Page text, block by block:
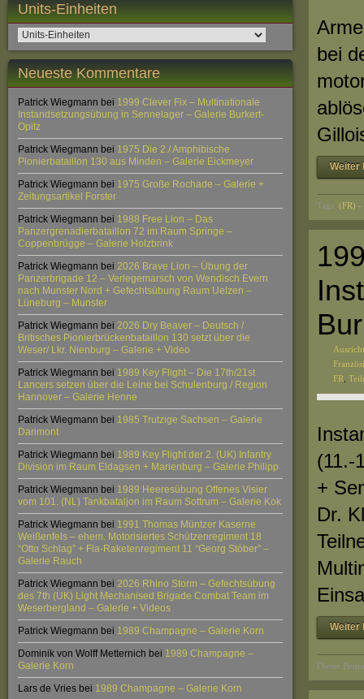
Units-Einheiten
Neueste Kommentare
Patrick Wiegmann bei 1999 Clever Fix – Multinationale
Instandsetzungsübung in Sennelager – Galerie Burkert-
Opitz
Patrick Wiegmann bei 1975 Die 2./ Amphibische
Pionierbataillon 130 aus Minden – Galerie Eickmeyer
Patrick Wiegmann bei 1975 Große Rochade – Galerie +
Zeitungsartikel Forster
Patrick Wiegmann bei 1988 Free Lion – Das
Panzergrenadierbataillon 72 im Raum Springe –
Coppenbrügge – Galerie Holzbrink
Patrick Wiegmann bei 2026 Brave Lion – Übung der
Panzerbrigade 12 – Verlegemarsch von Wendisch Evern
nach Munster Nord + Gefechtsübung Raum Uelzen –
Lüneburg – Munster
Patrick Wiegmann bei 2026 Dry Beaver – Deutsch /
Britisches Pionierbrückenbataillon 130 setzt über die
Weser/ Lkr. Nienburg – Galerie + Video
Patrick Wiegmann bei 1989 Key Flight – Die 17th/21st
Lancers setzen über die Leine bei Schulenburg / Region
Hannover – Galerie Henne
Patrick Wiegmann bei 1985 Trutzige Sachsen – Galerie
Darimont
Patrick Wiegmann bei 1989 Key Flight der 2. (UK) Infantry
Division im Raum Eldagsen + Marienburg – Galerie Philipp
Patrick Wiegmann bei 1989 Heeresübung Offenes Visier
vom 101. (NL) Tankbataljon im Raum Sottrum – Galerie Kok
Patrick Wiegmann bei 1991 Thomas Müntzer Kaserne
Weißenfels – ehem. Motorisiertes Schützenregiment 18
“Otto Schlag” + Fla-Raketenregiment 11 “Georg Stöber” –
Galerie Rauch
Patrick Wiegmann bei 2026 Rhino Storm – Gefechtsübung
des 7th (UK) Light Mechanised Brigade Combat Team im
Weserbergland – Galerie + Videos
Patrick Wiegmann bei 1989 Champagne – Galerie Korn
Dominik von Wolff Metternich bei 1989 Champagne –
Galerie Korn
Lars de Vries bei 1989 Champagne – Galerie Korn
bei
Weiter
Tags: (FR) -
FR
(11.-
+
Dr.
Weiter
Dieser